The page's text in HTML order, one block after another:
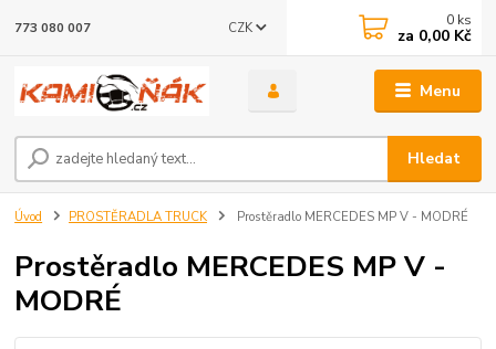
Menu
CZK
Hledat
773 080 007 0 ks
za 0,00 Kč
Úvod PROSTĚRADLA TRUCK Prostěradlo MERCEDES MP V - MODRÉ
Prostěradlo MERCEDES MP V -
MODRÉ